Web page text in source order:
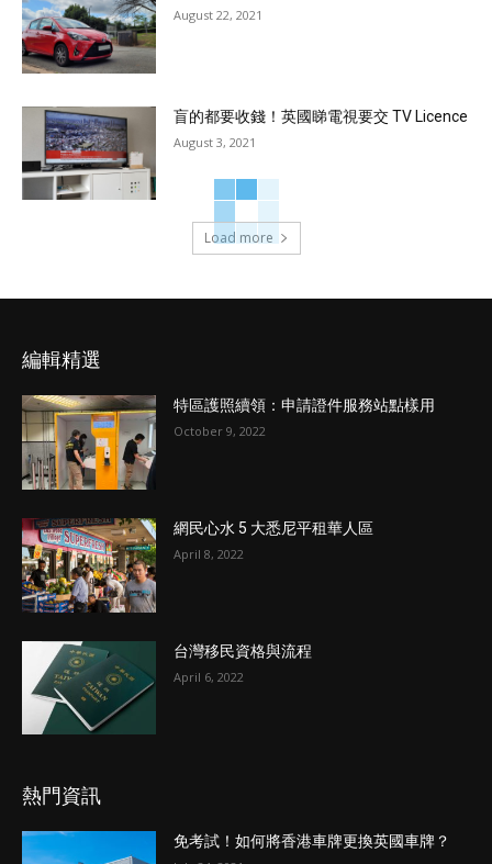
August 22, 2021
盲的都要收錢！英國睇電視要交 TV Licence
August 3, 2021
Load more
編輯精選
特區護照續領：申請證件服務站點樣用
October 9, 2022
網民心水 5 大悉尼平租華人區
April 8, 2022
台灣移民資格與流程
April 6, 2022
熱門資訊
免考試！如何將香港車牌更換英國車牌？